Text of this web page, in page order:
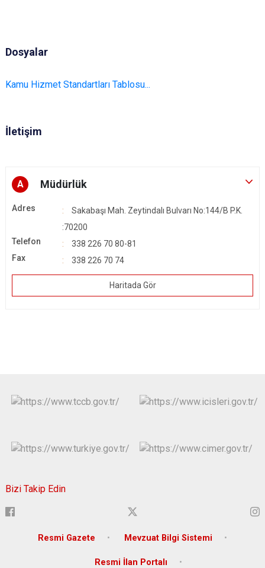
Dosyalar
Kamu Hizmet Standartları Tablosu...
İletişim
A Müdürlük
Adres
Sakabaşı Mah. Zeytindalı Bulvarı No:144/B P.K.
:70200
Telefon
338 226 70 80-81
Fax
338 226 70 74
Haritada Gör
Bizi Takip Edin
Resmi Gazete Mevzuat Bilgi Sistemi
Resmi İlan Portalı